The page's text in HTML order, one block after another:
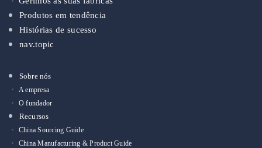
Produtos em tendência
Histórias de sucesso
nav.topic
Sobre nós
A empresa
O fundador
Recursos
China Sourcing Guide
China Manufacturing & Product Guide